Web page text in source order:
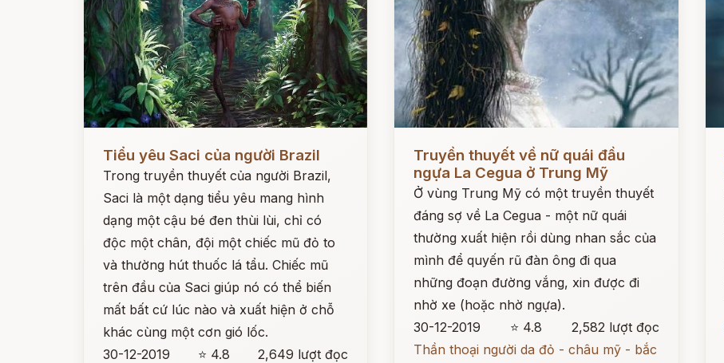
Đọc ngay
Tiểu yêu Saci của người Brazil
Trong truyền thuyết của người Brazil,
Saci là một dạng tiểu yêu mang hình
dạng một cậu bé đen thùi lùi, chỉ có
độc một chân, đội một chiếc mũ đỏ to
và thường hút thuốc lá tẩu. Chiếc mũ
trên đầu của Saci giúp nó có thể biến
mất bất cứ lúc nào và xuất hiện ở chỗ
khác cùng một cơn gió lốc.
30-12-2019
⭐ 4.8
2,649 lượt đọc
Đọc ngay
Truyền thuyết về nữ quái đầu
ngựa La Cegua ở Trung Mỹ
Ở vùng Trung Mỹ có một truyền thuyết
đáng sợ về La Cegua - một nữ quái
thường xuất hiện rồi dùng nhan sắc của
mình để quyến rũ đàn ông đi qua
những đoạn đường vắng, xin được đi
nhờ xe (hoặc nhờ ngựa).
30-12-2019
⭐ 4.8
2,582 lượt đọc
Thần thoại người da đỏ - châu mỹ - bắc